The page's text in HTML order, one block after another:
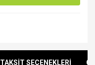
TAKSİT SEÇENEKLERİ